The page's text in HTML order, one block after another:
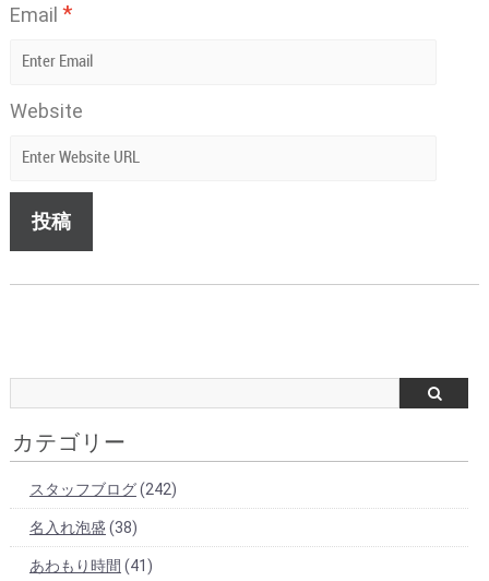
Email *
Website
カテゴリー
スタッフブログ(242)
名入れ泡盛 (38)
あわもり時間 (41)